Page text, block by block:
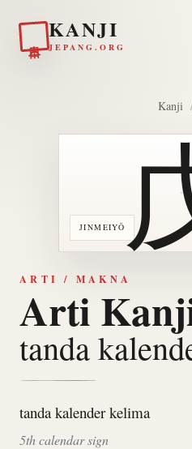
KANJI
JEPANG.ORG
Kanji
JINMEIYŌ
ARTI / MAKNA
Arti
tanda
tanda kalender kelima
5th calendar sign